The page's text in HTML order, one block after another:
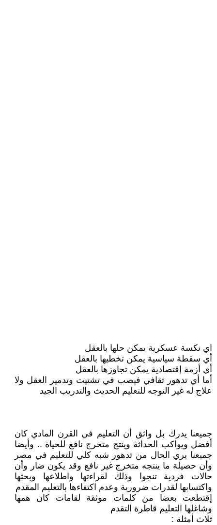
اي نكسة عسكرية يمكن حلها بالعقل
أي سقطة سياسية يمكن تخطيها بالعقل
أي أزمة إقتصادية يمكن تجاوزها بالعقل
أما أي تدهور ثقافي فيصب في تشتيت وتدمير العقل ولا
علاج له غير التوجه للتعليم الحديث والتدريب الجيد
جميعنا يدرك بل واثق أن التعليم في القرن المادي كان
أفضل ويواكب الحداثة وينتج متخرج نافع للحياة .. وأيضا
جميعنا يري الحال من تدهور شبه كلي للتعليم في مصر
وأن حصيلة ما ينتجه متخرج غير نافع وقد يكون ضار وأن
حالات فردية تنجوا وذلك لقراءتها واطلاعها وبحثها
واكتسابها لقدرات ضرورية وعدم اكتفاءها بالتعليم المقدم
إقتطعت بعضا من كلمات موثقة لقامات كان همها
وشاغلها التعليم قاطرة التقدم
ثلاث أمثلة :